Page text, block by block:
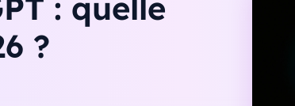
: quelle
?